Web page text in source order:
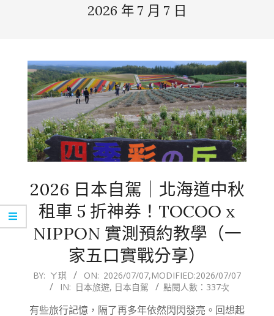
2026 年 7 月 7 日
2026 日本自駕｜北海道中秋
租車 5 折神券！TOCOO x
NIPPON 實測預約教學（一
家五口實戰分享）
2026-
07
BY: ㄚ琪 ON: 2026/07/07,MODIFIED:2026/07/07
IN: 日本旅遊, 日本自駕 點閱人數：337次
有些旅行記憶，隔了再多年依然閃閃發亮。回想起